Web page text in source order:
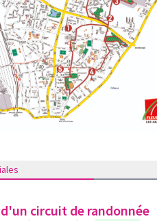
circuit de randonnée